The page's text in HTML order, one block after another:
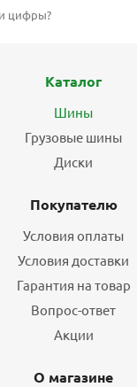
цифры?
Каталог
Шины
Грузовые шины
Диски
Покупателю
Условия оплаты
Условия доставки
Гарантия на товар
Вопрос-ответ
Акции
О магазине